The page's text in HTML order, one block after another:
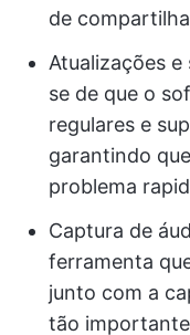
de
Atualizações
se de que o
regulares e
garantindo
problema
Captura de
ferramenta
junto com a
tão